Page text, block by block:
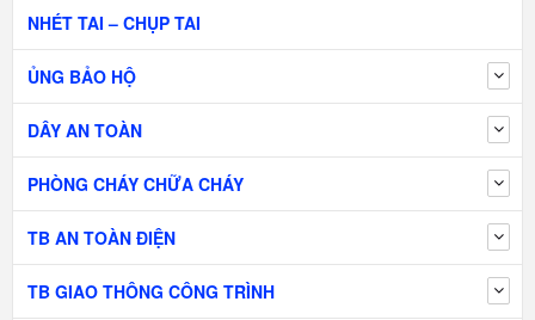
NHÉT TAI – CHỤP TAI
ỦNG BẢO HỘ
DÂY AN TOÀN
PHÒNG CHÁY CHỮA CHÁY
TB AN TOÀN ĐIỆN
TB GIAO THÔNG CÔNG TRÌNH